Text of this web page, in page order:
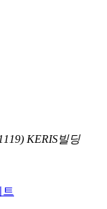
KERIS빌딩